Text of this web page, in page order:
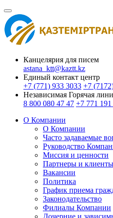
Канцелярия для писем
astana_ktt@kaztt.kz
Единый контакт центр
+7 (771) 933 3033 +7
Независимая Горячая
8 800 080 47 47 +7 771
О Компании
О Компании
Часто задаваемые
Руководство
Миссия и ценности
Партнеры и клиенты
Вакансии
Политика
График приема
Законодательство
Филиалы Компании
Дочерние и